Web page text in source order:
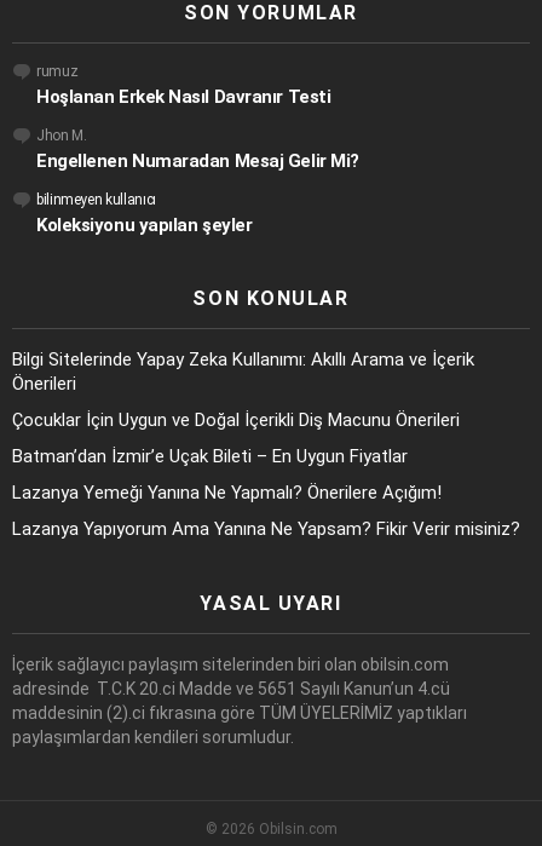
SON YORUMLAR
rumuz
Hoşlanan Erkek Nasıl Davranır Testi
Jhon M.
Engellenen Numaradan Mesaj Gelir Mi?
bilinmeyen kullanıcı
Koleksiyonu yapılan şeyler
SON KONULAR
Bilgi Sitelerinde Yapay Zeka Kullanımı: Akıllı Arama ve İçerik
Önerileri
Çocuklar İçin Uygun ve Doğal İçerikli Diş Macunu Önerileri
Batman’dan İzmir’e Uçak Bileti – En Uygun Fiyatlar
Lazanya Yemeği Yanına Ne Yapmalı? Önerilere Açığım!
Lazanya Yapıyorum Ama Yanına Ne Yapsam? Fikir Verir misiniz?
YASAL UYARI
İçerik sağlayıcı paylaşım sitelerinden biri olan obilsin.com
adresinde T.C.K 20.ci Madde ve 5651 Sayılı Kanun’un 4.cü
maddesinin (2).ci fıkrasına göre TÜM ÜYELERİMİZ yaptıkları
paylaşımlardan kendileri sorumludur.
© 2026 Obilsin.com